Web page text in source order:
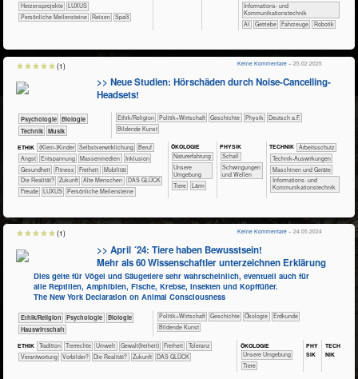
Herzensprojekte
LUXUS
Persönliche Meilensteine
Reisen Spaß
​​​Informations- und
Kommunikationstechnik
​​AI
​​Getriebe ​Fahrzeuge Robotik
>> Neue Studien: Hörschäden durch Noise-Cancelling-
Headsets!
​​​​​​​​​​Psychologie
​​​​​​Biologie
​Technik
Musik
​​​​​​​​​​Ethik/​Religion ​​​​​​​​​Politik+​Wirtschaft ​​​​​​​​Geschichte ​​​​​​​Physik
​​​Deutsch a.F.
Bildende Kunst
ETHIK (Klein-)Kinder ​​​​​​​​​​​​​​​​​​​​​​​​​​​​​​​​​​​​​​​​Selbst­verwirklichung
​​​​​​​​​​​​​​​Beruf
​​​​​​​​​​​​​Angst
​​​​​​​​​​​​​Entspannung ​​​​​​​​​Massenmedien
​​​​​​​​Inklusion
​​​​​​Gesundheit
​​​​​Fitness ​​​Freiheit
​​​Mobilität
​Die Realität?
​Zukunft Alte Menschen
DAS GLÜCK
Freude
LUXUS Persönliche Meilensteine
ÖKO​LOGIE
​​​​​​​​​​​​​Naturerfahrung
​​​​​​​​​​​​​Unsere
Umgebung
​​​​​​​​Tiere
​Lärm
PHY​SIK
​​​Schall
​Schwingungen
und Wellen
TECH​NIK ​​​​​​Arbeitsschutz
​​​​​​Technik-Auswirkungen
​​​​Maschinen und Geräte
​​​Informations- und
Kommunikationstechnik
Keine Kommentare – 25.02.2025
(1)
>> April ´24: Tiere haben Bewusstsein!
Mehr als 60 Wissenschaftler unterzeichnen Erklärung
Dies gelte für Vögel und Säugetiere sehr wahrscheinlich, eventuell auch für
alle Reptilien, Amphibien, Fische, Krebse, Insekten und Kopffüßer.
The New York Declaration on Animal Consciousness
​​​​​​​​​​Ethik/​Religion ​​​​​​​​​​Psychologie
​​​​​​Biologie
​Haus­wirtschaft
​​​​​​​​​Politik+​Wirtschaft ​​​​​​​​Geschichte ​​​​​​​​Ökologie
​​​​​Erdkunde
Bildende Kunst
ETHIK ​​​​​​​​​​​Tradition ​​​​​​​​Tierrechte ​​​​​Umwelt ​​​​Gewalt(freiheit) ​​​Freiheit
​​​Toleranz
​​Verantwortung
​​Vorbilder? ​Die Realität? ​Zukunft DAS GLÜCK
ÖKO​LOGIE
​​​​​​​​​​​​​Unsere Umgebung
​​​​​​​​Tiere
PHY​
SIK
TECH​
NIK
Keine Kommentare – 24.05.2024
(1)